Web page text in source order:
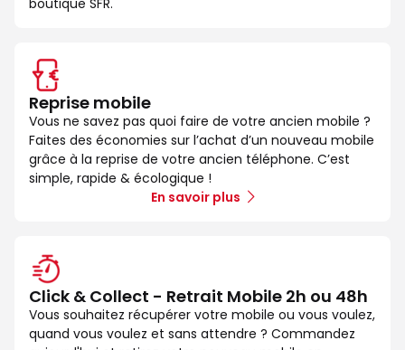
boutique SFR.
Reprise mobile
Vous ne savez pas quoi faire de votre ancien mobile ?
Faites des économies sur l’achat d’un nouveau mobile
grâce à la reprise de votre ancien téléphone. C’est
simple, rapide & écologique !
En savoir plus
Click & Collect - Retrait Mobile 2h ou 48h
Vous souhaitez récupérer votre mobile ou vous voulez,
quand vous voulez et sans attendre ? Commandez